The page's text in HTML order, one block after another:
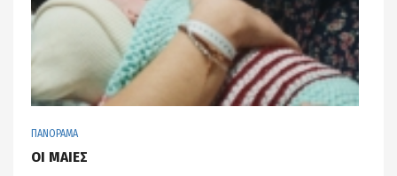
ΠΑΝΟΡΑΜΑ
ΟΙ ΜΑΙΕΣ